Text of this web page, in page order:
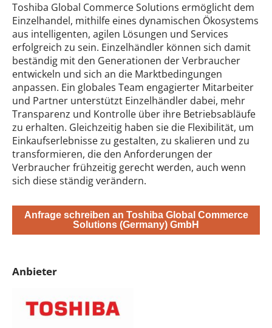
Toshiba Global Commerce Solutions ermöglicht dem
Einzelhandel, mithilfe eines dynamischen Ökosystems
aus intelligenten, agilen Lösungen und Services
erfolgreich zu sein. Einzelhändler können sich damit
beständig mit den Generationen der Verbraucher
entwickeln und sich an die Marktbedingungen
anpassen. Ein globales Team engagierter Mitarbeiter
und Partner unterstützt Einzelhändler dabei, mehr
Transparenz und Kontrolle über ihre Betriebsabläufe
zu erhalten. Gleichzeitig haben sie die Flexibilität, um
Einkaufserlebnisse zu gestalten, zu skalieren und zu
transformieren, die den Anforderungen der
Verbraucher frühzeitig gerecht werden, auch wenn
sich diese ständig verändern.
Anfrage schreiben an Toshiba Global Commerce
Solutions (Germany) GmbH
Anbieter